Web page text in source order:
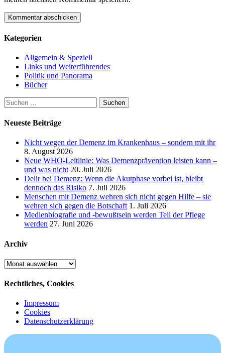
Kategorien
Allgemein & Speziell
Links und Weiterführendes
Politik und Panorama
Bücher
Suchen
nach:
Neueste Beiträge
Nicht wegen der Demenz im Krankenhaus – sondern mit ihr
8. August 2026
Neue WHO-Leitlinie: Was Demenzprävention leisten kann –
und was nicht 20. Juli 2026
Delir bei Demenz: Wenn die Akutphase vorbei ist, bleibt
dennoch das Risiko 7. Juli 2026
Menschen mit Demenz wehren sich nicht gegen Hilfe – sie
wehren sich gegen die Botschaft 1. Juli 2026
Medienbiografie und -bewußtsein werden Teil der Pflege
werden 27. Juni 2026
Archiv
Archiv
Rechtliches, Cookies
Impressum
Cookies
Datenschutzerklärung